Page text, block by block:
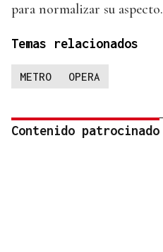
para normalizar su aspecto.
Temas relacionados
METRO OPERA
Contenido patrocinado